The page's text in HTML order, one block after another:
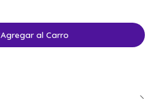
Agregar al Carro